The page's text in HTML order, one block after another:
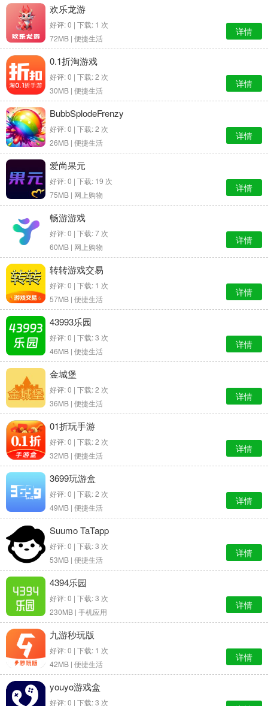
欢乐龙游
好评: 0 | 下载: 1 次
72MB | 便捷生活
详情
0.1折淘游戏
好评: 0 | 下载: 2 次
30MB | 便捷生活
详情
BubbSplodeFrenzy
好评: 0 | 下载: 2 次
26MB | 便捷生活
详情
爱尚果元
好评: 0 | 下载: 19 次
75MB | 网上购物
详情
畅游游戏
好评: 0 | 下载: 7 次
60MB | 网上购物
详情
转转游戏交易
好评: 0 | 下载: 1 次
57MB | 便捷生活
详情
43993乐园
好评: 0 | 下载: 3 次
46MB | 便捷生活
详情
金城堡
好评: 0 | 下载: 2 次
36MB | 便捷生活
详情
01折玩手游
好评: 0 | 下载: 2 次
32MB | 便捷生活
详情
3699玩游盒
好评: 0 | 下载: 2 次
49MB | 便捷生活
详情
Suumo TaTapp
好评: 0 | 下载: 3 次
53MB | 便捷生活
详情
4394乐园
好评: 0 | 下载: 3 次
230MB | 手机应用
详情
九游秒玩版
好评: 0 | 下载: 1 次
42MB | 便捷生活
详情
youyo游戏盒
好评: 0 | 下载: 3 次